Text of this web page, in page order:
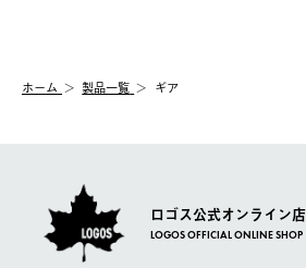
【配送業者】
佐川急便にて配送されます。
一度お手元の商品を返品いただき、ご希
ホーム 製品一覧 ギア
ロゴス公式オンライン店
LOGOS OFFICIAL ONLINE SHOP